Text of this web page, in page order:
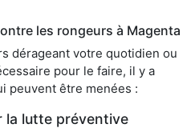
les rongeurs à Magenta
dérageant votre quotidien ou
pour le faire, il y a
peuvent être menées :
la lutte préventive